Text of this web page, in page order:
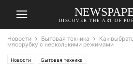
DISCOVER THE ART OF
Новости Бытовая техника
Как
мясорубку с несколькими режимами
Новости Бытовая техника